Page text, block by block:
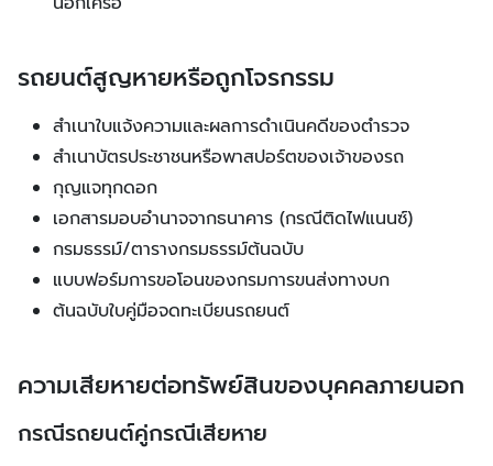
รถยนต์สูญหายหรือถูกโจรกรรม
สำเนาใบแจ้งความและผลการดำเนินคดีของตำรวจ
สำเนาบัตรประชาชนหรือพาสปอร์ตของเจ้าของรถ
กุญแจทุกดอก
เอกสารมอบอำนาจจากธนาคาร (กรณีติดไฟแนนซ์)
กรมธรรม์/ตารางกรมธรรม์ต้นฉบับ
แบบฟอร์มการขอโอนของกรมการขนส่งทางบก
ต้นฉบับใบคู่มือจดทะเบียนรถยนต์
ความเสียหายต่อทรัพย์สินของบุคคลภายนอก
กรณีรถยนต์คู่กรณีเสียหาย